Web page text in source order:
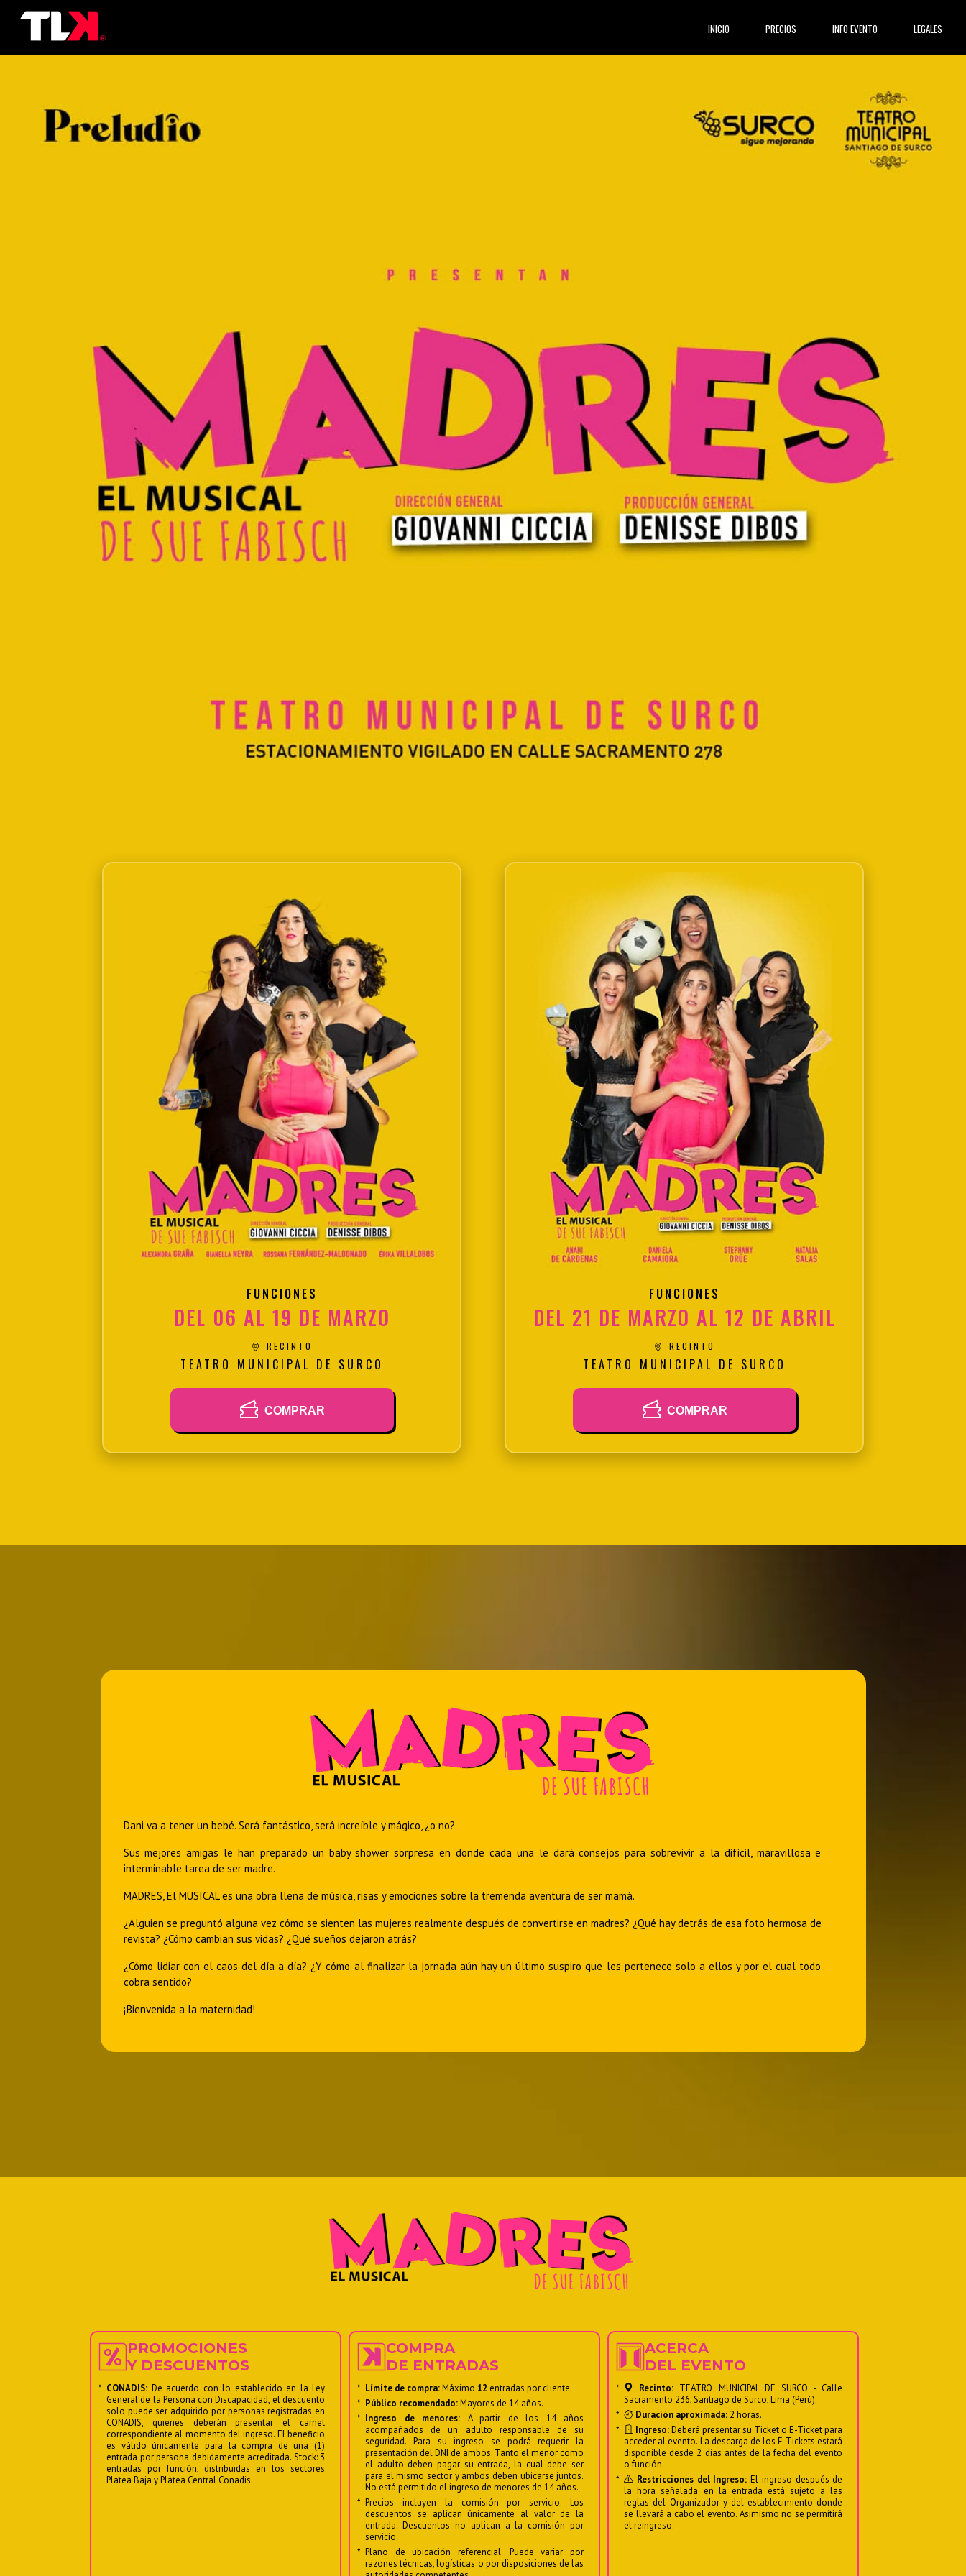
INICIO(current) PRECIOS INFO EVENTO LEGALES
FUNCIONES
DEL 06 AL 19 DE MARZO
RECINTO
TEATRO MUNICIPAL DE SURCO
COMPRAR
FUNCIONES
DEL 21 DE MARZO AL 12 DE ABRIL
RECINTO
TEATRO MUNICIPAL DE SURCO
COMPRAR
Dani va a tener un bebé. Será fantástico, será increíble y mágico, ¿o no?
Sus mejores amigas le han preparado un baby shower sorpresa en donde cada una le dará consejos para sobrevivir a la difícil, maravillosa e
interminable tarea de ser madre.
MADRES, El MUSICAL es una obra llena de música, risas y emociones sobre la tremenda aventura de ser mamá.
¿Alguien se preguntó alguna vez cómo se sienten las mujeres realmente después de convertirse en madres? ¿Qué hay detrás de esa foto hermosa de
revista? ¿Cómo cambian sus vidas? ¿Qué sueños dejaron atrás?
¿Cómo lidiar con el caos del día a día? ¿Y cómo al finalizar la jornada aún hay un último suspiro que les pertenece solo a ellos y por el cual todo
cobra sentido?
¡Bienvenida a la maternidad!
PROMOCIONES
Y DESCUENTOS
* CONADIS: De acuerdo con lo establecido en la Ley
General de la Persona con Discapacidad, el descuento
solo puede ser adquirido por personas registradas en
CONADIS, quienes deberán presentar el carnet
correspondiente al momento del ingreso. El beneficio
es válido únicamente para la compra de una (1)
entrada por persona debidamente acreditada. Stock: 3
entradas por función, distribuidas en los sectores
Platea Baja y Platea Central Conadis.
COMPRA
DE ENTRADAS
* Límite de compra:Máximo12 entradas por cliente.
* Público recomendado:Mayores de 14 años.
* Ingreso de menores: A partir de los 14 años
acompañados de un adulto responsable de su
seguridad. Para su ingreso se podrá requerir la
presentación del DNI de ambos. Tanto el menor como
el adulto deben pagar su entrada, la cual debe ser
para el mismo sector y ambos deben ubicarse juntos.
No está permitido el ingreso de menores de 14 años.
* Precios incluyen la comisión por servicio. Los
descuentos se aplican únicamente al valor de la
entrada. Descuentos no aplican a la comisión por
servicio.
* Plano de ubicación referencial. Puede variar por
razones técnicas, logísticas o por disposiciones de las
ACERCA
DEL EVENTO
* Recinto: TEATRO MUNICIPAL DE SURCO - Calle
Sacramento 236, Santiago de Surco, Lima (Perú).
*
Duración aproximada: 2 horas.
*
Ingreso:Deberá presentar su Ticket o E-Ticket para
acceder al evento. La descarga de los E-Tickets estará
disponible desde 2 días antes de la fecha del evento
o función.
*
Restricciones del Ingreso: El ingreso después de
la hora señalada en la entrada está sujeto a las
reglas del Organizador y del establecimiento donde
se llevará a cabo el evento. Asimismo no se permitirá
el reingreso.